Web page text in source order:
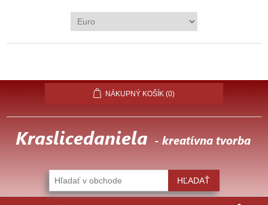
NÁKUPNÝ KOŠÍK (0)